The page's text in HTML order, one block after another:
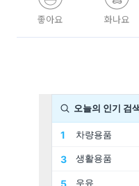
좋아요 화나요